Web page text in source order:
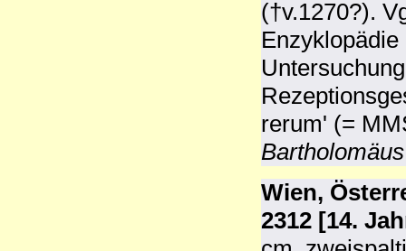
(†v.1270?).
rerum' (=
Wien,
2312 [14.